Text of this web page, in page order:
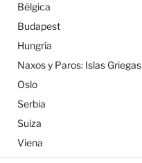
Bélgica
Budapest
Hungría
Naxos y Paros: Islas Griegas
Oslo
Serbia
Suiza
Viena